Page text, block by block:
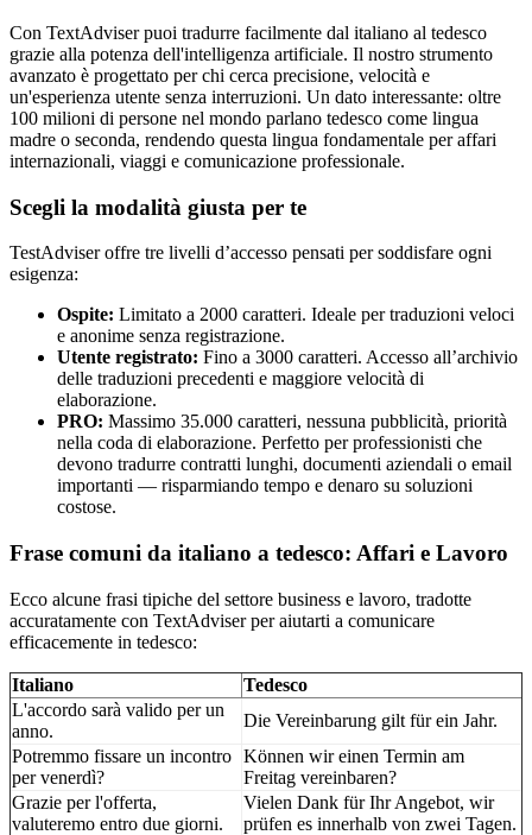
Con TextAdviser puoi tradurre facilmente dal italiano al tedesco
grazie alla potenza dell'intelligenza artificiale. Il nostro strumento
avanzato è progettato per chi cerca precisione, velocità e
un'esperienza utente senza interruzioni. Un dato interessante: oltre
100 milioni di persone nel mondo parlano tedesco come lingua
madre o seconda, rendendo questa lingua fondamentale per affari
internazionali, viaggi e comunicazione professionale.
Scegli la modalità giusta per te
TestAdviser offre tre livelli d’accesso pensati per soddisfare ogni
esigenza:
Ospite: Limitato a 2000 caratteri. Ideale per traduzioni veloci
e anonime senza registrazione.
Utente registrato: Fino a 3000 caratteri. Accesso all’archivio
delle traduzioni precedenti e maggiore velocità di
elaborazione.
PRO: Massimo 35.000 caratteri, nessuna pubblicità, priorità
nella coda di elaborazione. Perfetto per professionisti che
devono tradurre contratti lunghi, documenti aziendali o email
importanti — risparmiando tempo e denaro su soluzioni
costose.
Frase comuni da italiano a tedesco: Affari e Lavoro
Ecco alcune frasi tipiche del settore business e lavoro, tradotte
accuratamente con TextAdviser per aiutarti a comunicare
efficacemente in tedesco:
Italiano
Tedesco
L'accordo sarà valido per un
anno.
Die Vereinbarung gilt für ein Jahr.
Potremmo fissare un incontro
per venerdì?
Können wir einen Termin am
Freitag vereinbaren?
Grazie per l'offerta,
valuteremo entro due giorni.
Vielen Dank für Ihr Angebot, wir
prüfen es innerhalb von zwei Tagen.